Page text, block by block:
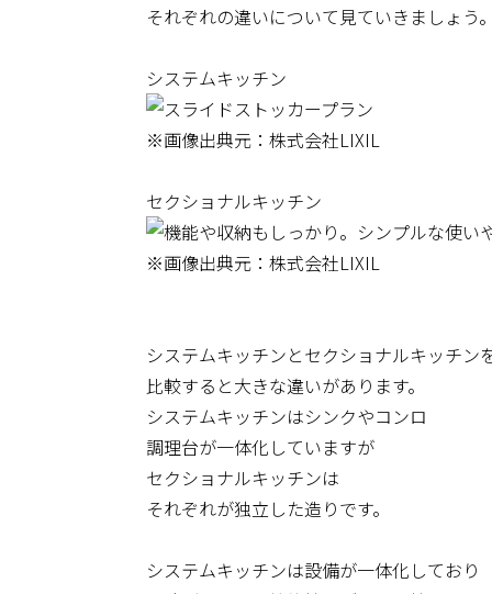
それぞれの違いについて見ていきましょう
システムキッチン
※画像出典元：株式会社LIXIL
セクショナルキッチン
※画像出典元：株式会社LIXIL
システムキッチンとセクショナルキッチン
比較すると大きな違いがあります。
システムキッチンはシンクやコンロ
調理台が一体化していますが
セクショナルキッチンは
それぞれが独立した造りです。
システムキッチンは設備が一体化しており